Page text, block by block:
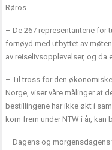
Røros.
– De 267 representantene for
fornøyd med utbyttet av
av reiselivsopplevelser, og da
– Til tross for den
Norge, viser våre målinger at
bestillingene har ikke økt i
kom frem under NTW i år, kan
– Dagens og morgensdagens